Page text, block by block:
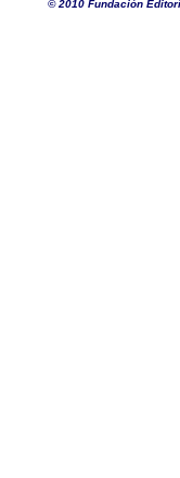
© 2010 Fundación